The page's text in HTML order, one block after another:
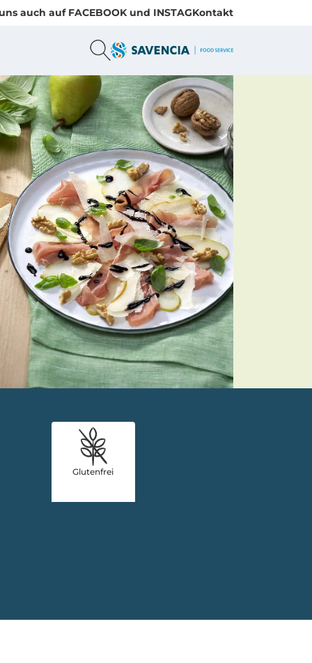
FACEBOOK und INSTAGRAM Kontakt
Glutenfrei